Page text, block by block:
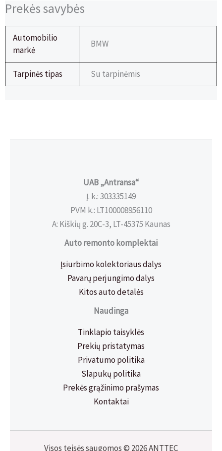
Prekės savybės
Automobilio
markė
BMW
Tarpinės tipas Su tarpinėmis
UAB „Antransa“
Į. k.: 303335149
PVM k.: LT100008956110
A: Kiškių g. 20C-3, LT-45375 Kaunas
Auto remonto komplektai
Įsiurbimo kolektoriaus dalys
Pavarų perjungimo dalys
Kitos auto detalės
Naudinga
Tinklapio taisyklės
Prekių pristatymas
Privatumo politika
Slapukų politika
Prekės grąžinimo prašymas
Kontaktai
Visos teisės saugomos © 2026 ANTTEC